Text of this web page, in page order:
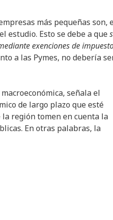
más pequeñas son,
estudio. Esto se debe a que
exenciones de
a las Pymes, no debería
señala el
de largo plazo que esté
región tomen en cuenta la
En otras palabras, la